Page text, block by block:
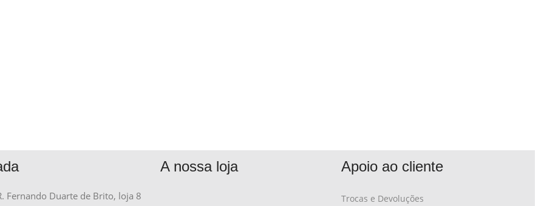
Fernando Duarte de Brito, loja 8
A nossa loja Apoio ao cliente
Trocas e Devoluções